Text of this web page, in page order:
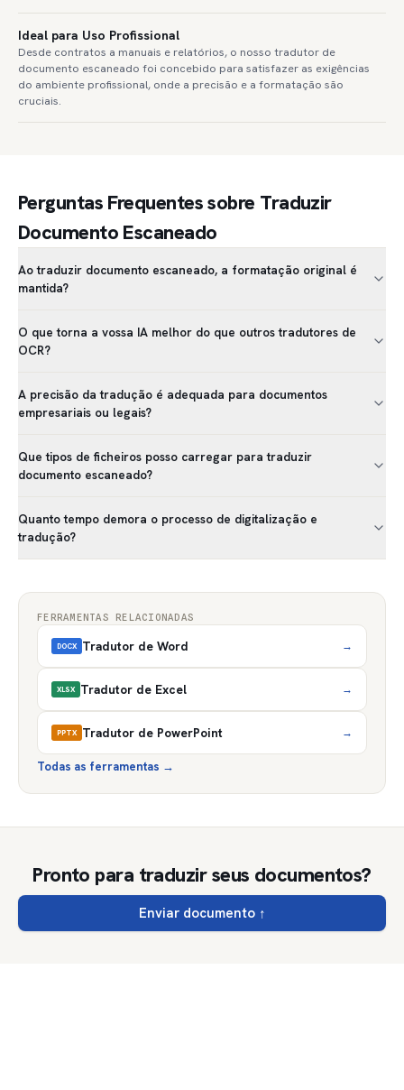
Ideal para Uso Profissional
Desde contratos a manuais e relatórios, o nosso tradutor de
documento escaneado foi concebido para satisfazer as exigências
do ambiente profissional, onde a precisão e a formatação são
cruciais.
Perguntas Frequentes sobre Traduzir
Documento Escaneado
Ao traduzir documento escaneado, a formatação original é
mantida?
O que torna a vossa IA melhor do que outros tradutores de
OCR?
A precisão da tradução é adequada para documentos
empresariais ou legais?
Que tipos de ficheiros posso carregar para traduzir
documento escaneado?
Quanto tempo demora o processo de digitalização e
tradução?
FERRAMENTAS RELACIONADAS
DOCX Tradutor de Word →
XLSX Tradutor de Excel →
PPTX Tradutor de PowerPoint →
Todas as ferramentas →
Pronto para traduzir seus documentos?
Enviar documento↑